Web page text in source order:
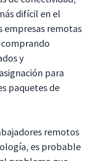
difícil en el
empresas remotas
y
para
paquetes de
remotos
es probable